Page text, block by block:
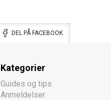
DEL PÅ FACEBOOK
Kategorier
Guides og tips
Anmeldelser